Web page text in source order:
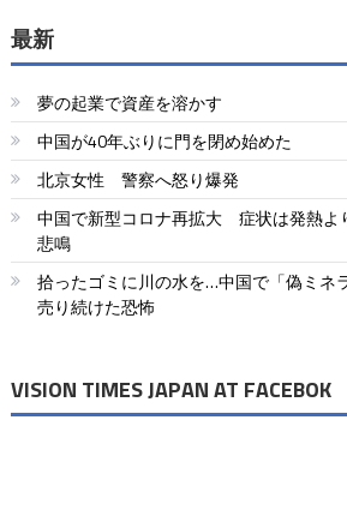
ナ
ビ
ゲ
ー
シ
ョ
ン
最新
夢の起業で資産を溶かす
中国が40年ぶりに門を閉め始めた
北京女性 警察へ怒り爆発
中国で新型コロナ再拡大 症状は発熱よ
悲鳴
拾ったゴミに川の水を…中国で「偽ミネ
売り続けた恐怖
VISION TIMES JAPAN AT FACEBOK